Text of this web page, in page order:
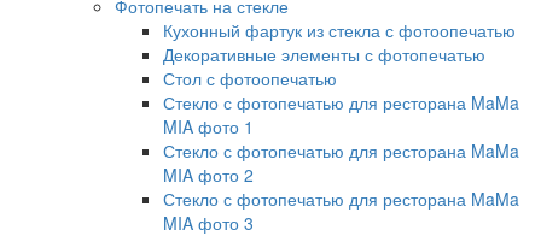
Фотопечать на стекле
Кухонный фартук из стекла с фотоопечатью
Декоративные элементы с фотопечатью
Стол с фотоопечатью
Стекло с фотопечатью для ресторана MaMa
MIA фото 1
Стекло с фотопечатью для ресторана MaMa
MIA фото 2
Стекло с фотопечатью для ресторана MaMa
MIA фото 3